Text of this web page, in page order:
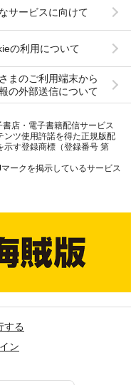
サービスに向けて
の利用について
まのご利用端末から
の外部送信について
店・電子書籍配信サービス
ンツ使用許諾を得た正規版配
示す登録商標（登録番号 第
ークを掲示しているサービス
する
ン